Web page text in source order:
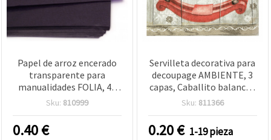
Papel de arroz encerado
transparente para
manualidades FOLIA, 42
g/m², 70x100 cm, violeta
Sku: 810999
0.40€
Servilleta decorativa para
decoupage AMBIENTE, 3
capas, Caballito balancín,
33x33 cm - 1 unidad
Sku: 811366
0.20€ 1-19 pieza